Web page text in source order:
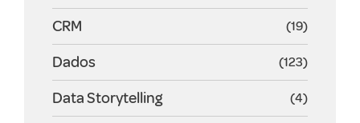
CRM (19)
Dados (123)
Data Storytelling (4)